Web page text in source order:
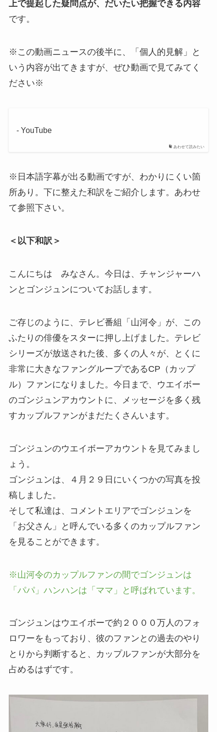
上で提起した疑問点が、だいたい把握できる内容
です。
※この動画ニュースの後半に、「個人的見解」と
いう内容が出てきますが、ぜひ動画で見てみてく
ださい※
あわせて読みたい
- YouTube
※日本語字幕が出る動画ですが、わかりにくい箇
所あり。下に整えた和訳をご紹介します。あわせ
て参照下さい。
＜以下和訳＞
こんにちは みなさん。今日は、チャンジャーハ
ンとゴンジュンについてお話します。
ご存じのように、テレビ番組「山河令」が、この
ふたりの俳優をスターに押し上げました。テレビ
シリーズが放送された後、多くの人々が、とくに
非常に大きなファングループであるCP（カップ
ル）ファンになりました。今日まで、ウエイボー
のゴンジュンアカウントに、メッセージを多く残
すカップルファンがまだたくさんいます。
ゴンジュンのウエイボーアカウントを見てみまし
ょう。
ゴンジュンは、４月２９日にいくつかの写真を投
稿しました。
そして私達は、コメントエリアでゴンジュンを
「お父さん」と呼んでいる多くのカップルファン
を見ることができます。
※山河令のカップルファンの間でゴンジュンは
「パパ」ハンハンは「ママ」と呼ばれています。
ゴンジュンはウエイボーで約２０００万人のフォ
ロワーをもっており、彼のファンとの過去のやり
とりから判断すると、カップルファンが大部分を
占めるはずです。